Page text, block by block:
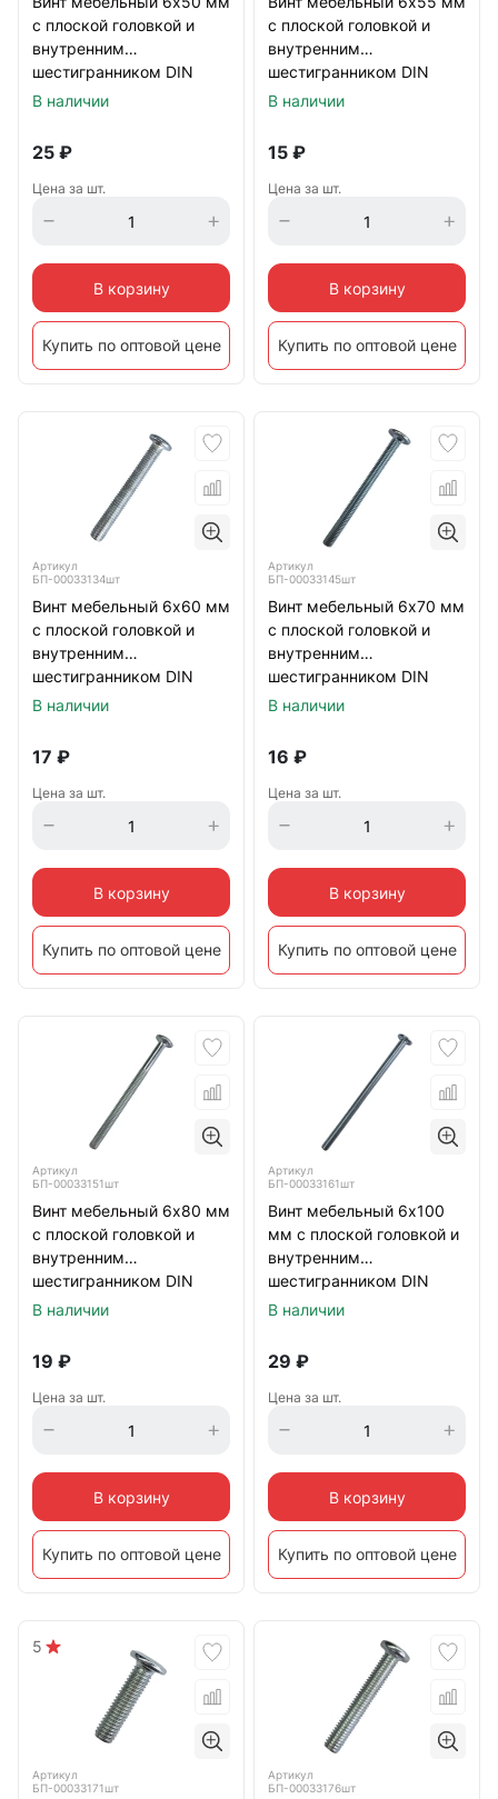
с плоской головкой и
внутренним
шестигранником DIN
7420, оцинкованный
В наличии
25 ₽
Цена за шт.
В корзину
Купить по оптовой цене
с плоской головкой и
внутренним
шестигранником DIN
7420, оцинкованный
В наличии
15 ₽
Цена за шт.
В корзину
Купить по оптовой цене
Артикул
БП-00033134шт
Винт мебельный 6х60 мм
с плоской головкой и
внутренним
шестигранником DIN
7420, оцинкованный
В наличии
17 ₽
Цена за шт.
В корзину
Купить по оптовой цене
Артикул
БП-00033145шт
Винт мебельный 6х70 мм
с плоской головкой и
внутренним
шестигранником DIN
7420, оцинкованный
В наличии
16 ₽
Цена за шт.
В корзину
Купить по оптовой цене
Артикул
БП-00033151шт
Винт мебельный 6х80 мм
с плоской головкой и
внутренним
шестигранником DIN
7420, оцинкованный
В наличии
19 ₽
Цена за шт.
В корзину
Купить по оптовой цене
Артикул
БП-00033161шт
Винт мебельный 6х100
мм с плоской головкой и
внутренним
шестигранником DIN
7420, оцинкованный
В наличии
29 ₽
Цена за шт.
В корзину
Купить по оптовой цене
5
Артикул
БП-00033171шт
Артикул
БП-00033176шт